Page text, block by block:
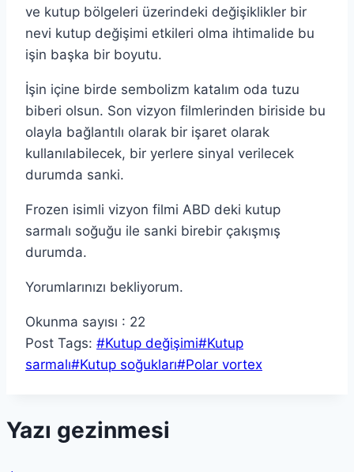
ve kutup bölgeleri üzerindeki değişiklikler bir
nevi kutup değişimi etkileri olma ihtimalide bu
işin başka bir boyutu.
İşin içine birde sembolizm katalım oda tuzu
biberi olsun. Son vizyon filmlerinden biriside bu
olayla bağlantılı olarak bir işaret olarak
kullanılabilecek, bir yerlere sinyal verilecek
durumda sanki.
Frozen isimli vizyon filmi ABD deki kutup
sarmalı soğuğu ile sanki birebir çakışmış
durumda.
Yorumlarınızı bekliyorum.
Okunma sayısı : 22
Post Tags: #Kutup değişimi#Kutup
sarmalı#Kutup soğukları#Polar vortex
Yazı gezinmesi